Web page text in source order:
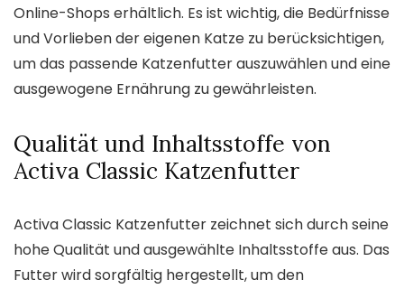
Online-Shops erhältlich. Es ist wichtig, die Bedürfnisse
und Vorlieben der eigenen Katze zu berücksichtigen,
um das passende Katzenfutter auszuwählen und eine
ausgewogene Ernährung zu gewährleisten.
Qualität und Inhaltsstoffe von
Activa Classic Katzenfutter
Activa Classic Katzenfutter zeichnet sich durch seine
hohe Qualität und ausgewählte Inhaltsstoffe aus. Das
Futter wird sorgfältig hergestellt, um den